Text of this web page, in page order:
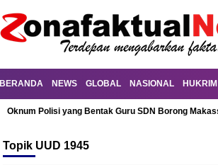
BERANDA NEWS GLOBAL NASIONAL HUKRIM
Oknum Polisi yang Bentak Guru SDN Borong
Topik UUD 1945